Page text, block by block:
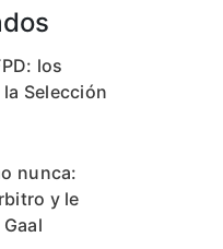
los
Selección
nunca:
y le